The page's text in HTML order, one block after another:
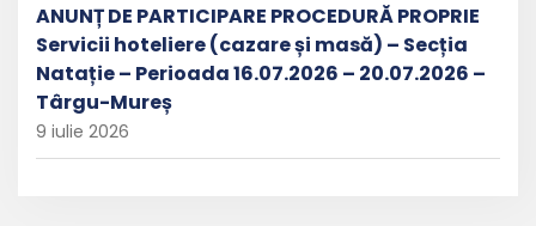
ANUNȚ DE PARTICIPARE PROCEDURĂ PROPRIE
Servicii hoteliere (cazare și masă) – Secția
Natație – Perioada 16.07.2026 – 20.07.2026 –
Târgu-Mureș
9 iulie 2026